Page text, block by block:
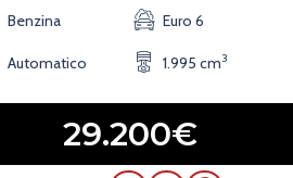
Benzina Euro 6
Automatico 1.995 cm3
29.200€